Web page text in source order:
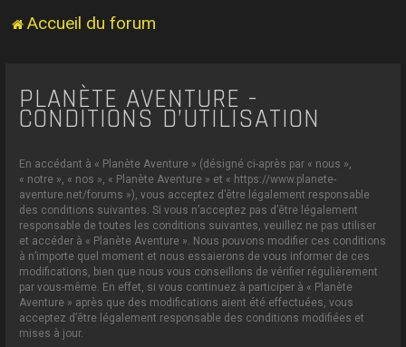
Accueil du forum
PLANÈTE AVENTURE -
CONDITIONS D’UTILISATION
En accédant à « Planète Aventure » (désigné ci-après par « nous »,
« notre », « nos », « Planète Aventure » et « https://www.planete-
aventure.net/forums »), vous acceptez d’être légalement responsable
des conditions suivantes. Si vous n’acceptez pas d’être légalement
responsable de toutes les conditions suivantes, veuillez ne pas utiliser
et accéder à « Planète Aventure ». Nous pouvons modifier ces conditions
à n’importe quel moment et nous essaierons de vous informer de ces
modifications, bien que nous vous conseillons de vérifier régulièrement
par vous-même. En effet, si vous continuez à participer à « Planète
Aventure » après que des modifications aient été effectuées, vous
acceptez d’être légalement responsable des conditions modifiées et
mises à jour.